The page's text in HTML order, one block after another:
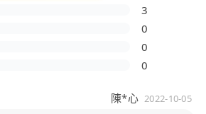
3
0
0
0
陳*心 2022-10-05